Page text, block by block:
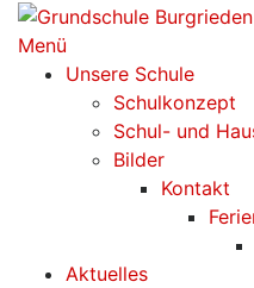
Zum
Inhalt
springen
Menü
Unsere Schule
Schulkonzept
Schul- und
Bilder
Kontakt
Aktuelles